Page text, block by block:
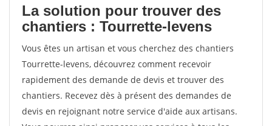
La solution pour trouver des
chantiers : Tourrette-levens
Vous êtes un artisan et vous cherchez des chantiers
Tourrette-levens, découvrez comment recevoir
rapidement des demande de devis et trouver des
chantiers. Recevez dès à présent des demandes de
devis en rejoignant notre service d'aide aux artisans.